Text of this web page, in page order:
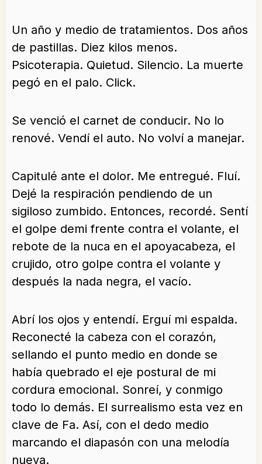
Un año y medio de tratamientos. Dos años
de pastillas. Diez kilos menos.
Psicoterapia. Quietud. Silencio. La muerte
pegó en el palo. Click.
Se venció el carnet de conducir. No lo
renové. Vendí el auto. No volví a manejar.
Capitulé ante el dolor. Me entregué. Fluí.
Dejé la respiración pendiendo de un
sigiloso zumbido. Entonces, recordé. Sentí
el golpe demi frente contra el volante, el
rebote de la nuca en el apoyacabeza, el
crujido, otro golpe contra el volante y
después la nada negra, el vacío.
Abrí los ojos y entendí. Erguí mi espalda.
Reconecté la cabeza con el corazón,
sellando el punto medio en donde se
había quebrado el eje postural de mi
cordura emocional. Sonreí, y conmigo
todo lo demás. El surrealismo esta vez en
clave de Fa. Así, con el dedo medio
marcando el diapasón con una melodía
nueva.